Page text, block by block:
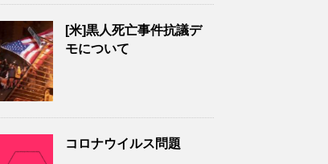
[米]黒人死亡事件抗議デ
モについて
コロナウイルス問題